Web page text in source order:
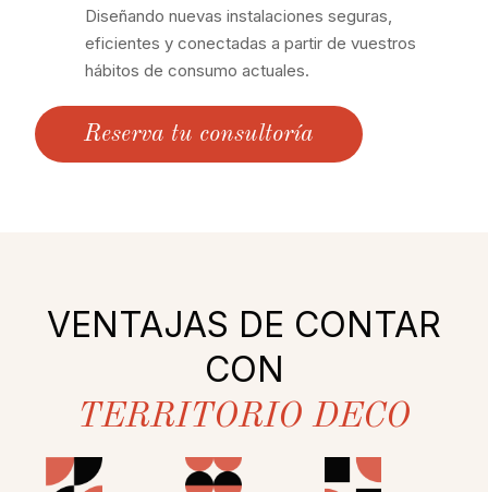
Diseñando nuevas instalaciones seguras,
eficientes y conectadas a partir de vuestros
hábitos de consumo actuales.
Reserva tu consultoría
VENTAJAS DE CONTAR
CON
TERRITORIO DECO